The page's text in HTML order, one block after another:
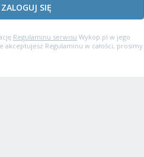
ZALOGUJ SIĘ
Regulaminu serwisu Wykop.pl w jego
akceptujesz Regulaminu w całości, prosimy